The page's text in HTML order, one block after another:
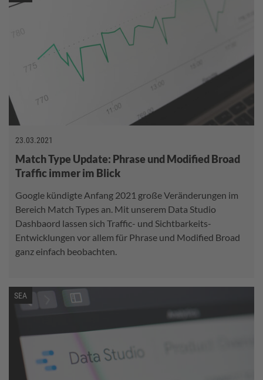
23.03.2021
Match Type Update: Phrase und Modified Broad
Traffic immer im Blick
Google kündigte Anfang 2021 große Veränderungen im
Bereich Match Types an. Mit unserem Data Studio
Dashbaord lassen sich Traffic- und Sichtbarkeits-
Entwicklungen vor allem für Phrase und Modified Broad
ganz einfach beobachten.
SEA